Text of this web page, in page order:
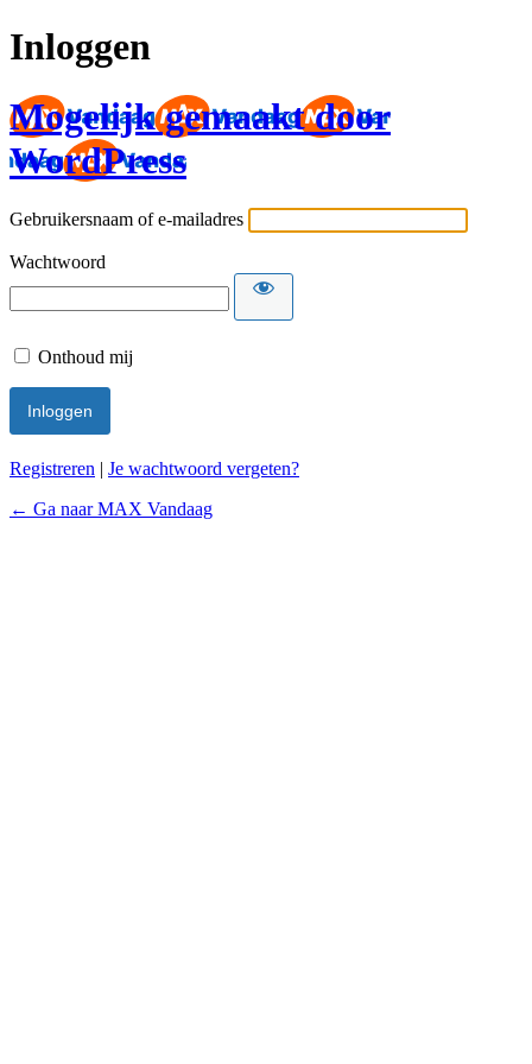
Inloggen
Mogelijk gemaakt door
WordPress
Gebruikersnaam of e-mailadres
Wachtwoord
Onthoud mij
Registreren | Je wachtwoord vergeten?
← Ga naar MAX Vandaag